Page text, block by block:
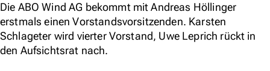
Die ABO Wind AG bekommt mit Andreas Höllinger
erstmals einen Vorstandsvorsitzenden. Karsten
Schlageter wird vierter Vorstand, Uwe Leprich rückt in
den Aufsichtsrat nach.